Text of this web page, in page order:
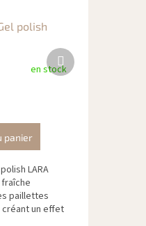
polish
en stock
panier
LARA
paillettes
un effet
Produit
suivant